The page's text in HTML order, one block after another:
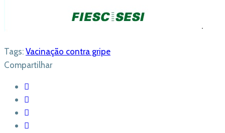
Tags: Vacinação contra gripe
Compartilhar